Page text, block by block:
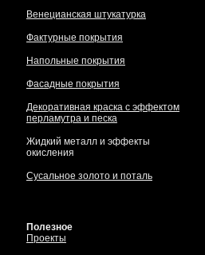
Венецианская штукатурка
Фактурные покрытия
Напольные покрытия
Фасадные покрытия
Декоративная краска с эффектом
перламутра и песка
Жидкий металл и эффекты
окисления
Сусальное золото и поталь
Полезное
Проекты